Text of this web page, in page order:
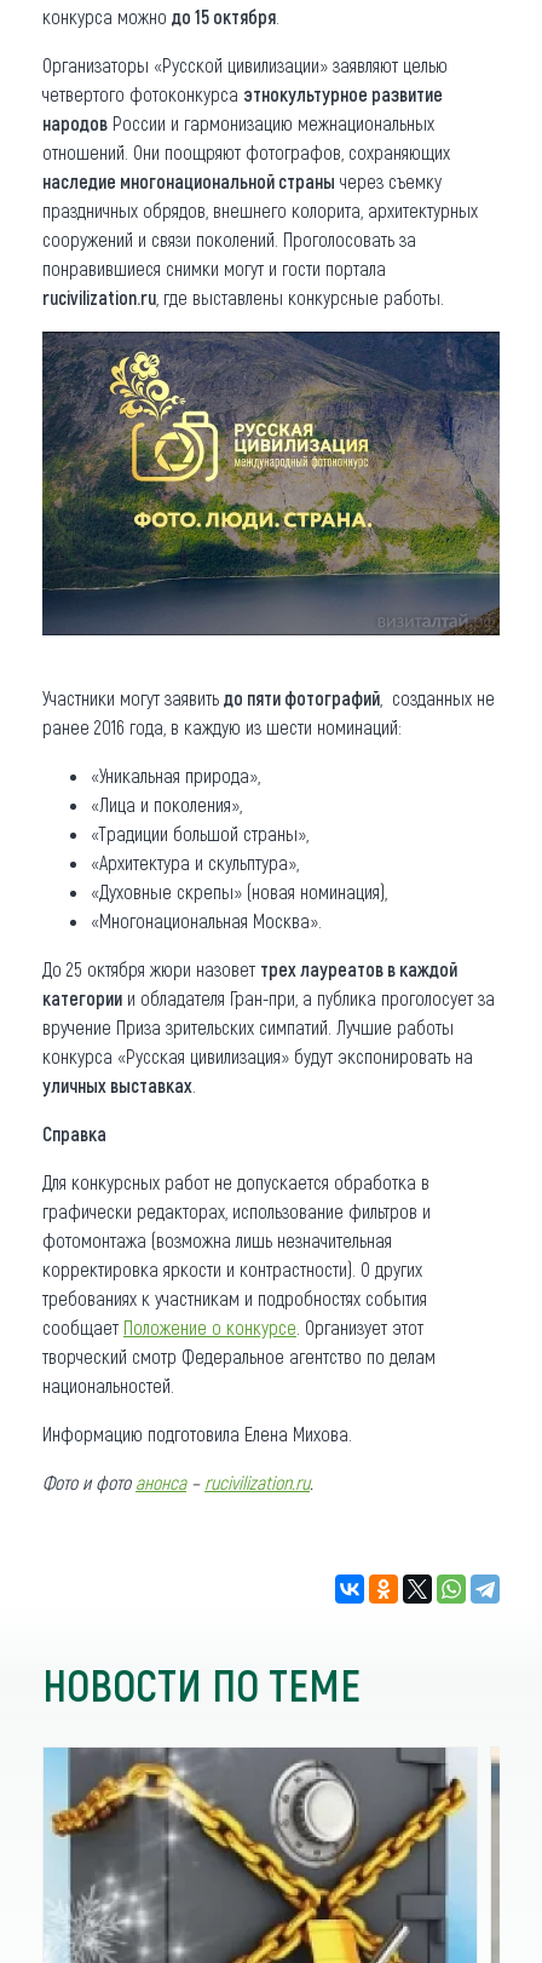
конкурса можно до 15 октября
Организаторы «Русской цивилизации» заявляют целью
четвертого фотоконкурса этнокультурное развитие
народов России и гармонизацию межнациональных
отношений. Они поощряют фотографов, сохраняющих
наследие многонациональной страны через съемку
праздничных обрядов, внешнего колорита, архитектурных
сооружений и связи поколений. Проголосовать за
понравившиеся снимки могут и гости портала
rucivilization.ru , где выставлены конкурсные работы.
Участники могут заявить до пяти фотографий , созданных не
ранее 2016 года, в каждую из шести номинаций:
«Уникальная природа»,
«Лица и поколения»,
«Традиции большой страны»,
«Архитектура и скульптура»,
«Духовные скрепы» (новая номинация),
«Многонациональная Москва».
До 25 октября жюри назовет трех лауреатов в каждой
категории и обладателя Гран-при, а публика проголосует за
вручение Приза зрительских симпатий. Лучшие работы
конкурса «Русская цивилизация» будут экспонировать на
уличных выставках
Справка
Для конкурсных работ не допускается обработка в
графически редакторах, использование фильтров и
фотомонтажа (возможна лишь незначительная
корректировка яркости и контрастности). О других
требованиях к участникам и подробностях события
сообщает Положение о конкурсе . Организует этот
творческий смотр Федеральное агентство по делам
национальностей.
Информацию подготовила Елена Михова.
Фото и фото анонса – rucivilization.ru.
НОВОСТИ ПО ТЕМЕ